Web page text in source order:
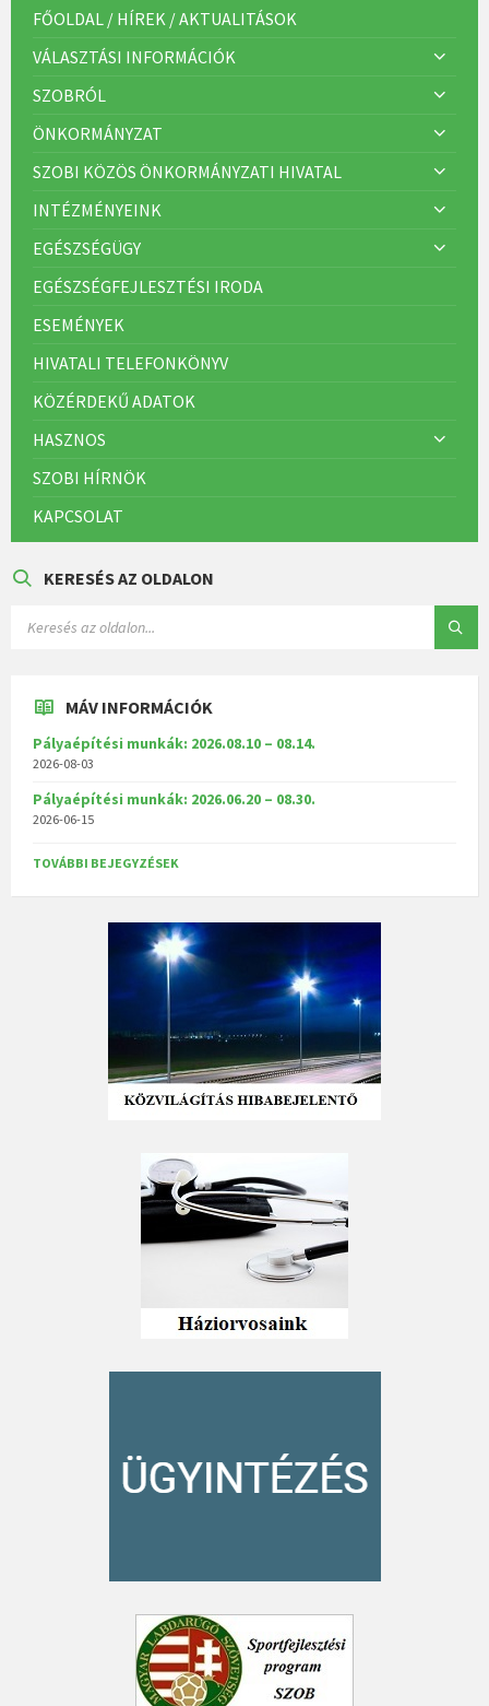
r
i
k
FŐOLDAL / HÍREK / AKTUALITÁSOK
VÁLASZTÁSI INFORMÁCIÓK
SZOBRÓL
ÖNKORMÁNYZAT
SZOBI KÖZÖS ÖNKORMÁNYZATI HIVATAL
INTÉZMÉNYEINK
EGÉSZSÉGÜGY
EGÉSZSÉGFEJLESZTÉSI IRODA
ESEMÉNYEK
HIVATALI TELEFONKÖNYV
KÖZÉRDEKŰ ADATOK
HASZNOS
SZOBI HÍRNÖK
KAPCSOLAT
KERESÉS AZ OLDALON
MÁV INFORMÁCIÓK
Pályaépítési munkák: 2026.08.10 – 08.14.
2026-08-03
Pályaépítési munkák: 2026.06.20 – 08.30.
2026-06-15
TOVÁBBI BEJEGYZÉSEK